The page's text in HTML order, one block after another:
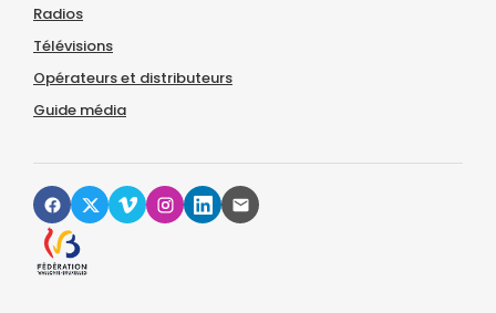
Radios
Télévisions
Opérateurs et distributeurs
Guide média